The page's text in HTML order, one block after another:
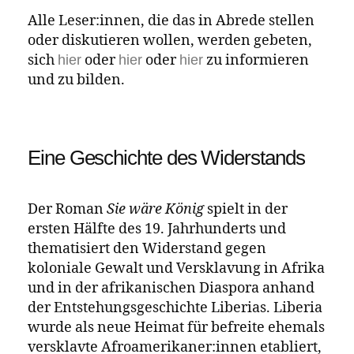
wollten. Das N-Wort ist ein rassistisches
Schimpfwort, das aus der Rassentheorie und
vor dem Hintergrund der weißen
kolonialen Unterwerfung zu einer
Fremdbezeichnung mit abwertendem
Herabwürdigung in sich trägt. Dieses Wort
nicht mehr zu reproduzieren, ist geboten,
retraumatisierende Beleidigung darstellt
und auch, weil dessen Aussprache durch
weiße Menschen diesen innerhalb einer
rassistischen Gesellschaftsordnung erneut
privilegierte Autorität verschafft und somit
koloniale Herrschaftsverhältnisse aufrecht
erhält.